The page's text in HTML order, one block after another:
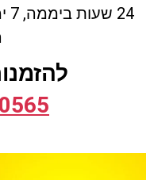
24 שעות ביממה, 7 ימים בשבוע